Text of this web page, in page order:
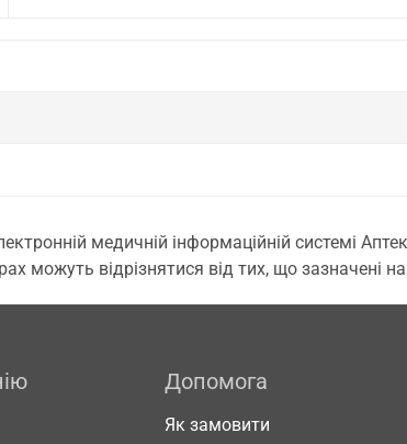
медичній інформаційній системі
можуть відрізнятися від тих, що зазначені на
Допомога
Як замовити